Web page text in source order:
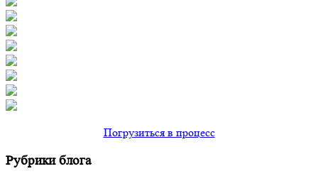
Погрузиться в процесс
Рубрики блога